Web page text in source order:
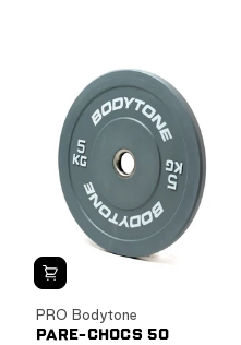
PRO Bodytone
PARE-CHOCS 50